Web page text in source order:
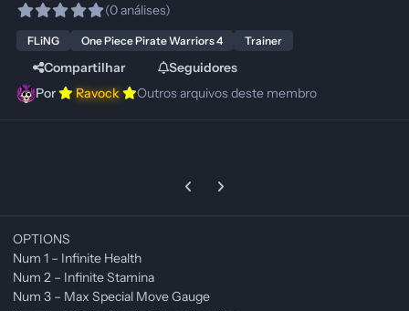
(0 análises)
FLiNG One Piece Pirate Warriors 4 Trainer
Compartilhar
Seguidores
Por
Ravock Outros arquivos deste membro
Previous carousel slide
Next carousel slide
OPTIONS
Num 1 – Infinite Health
Num 2 – Infinite Stamina
Num 3 – Max Special Move Gauge